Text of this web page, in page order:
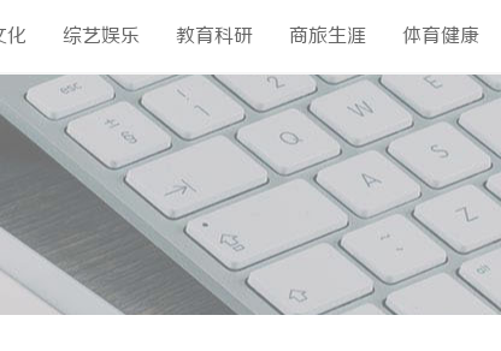
化 综艺娱乐 教育科研 商旅生涯 体育健康